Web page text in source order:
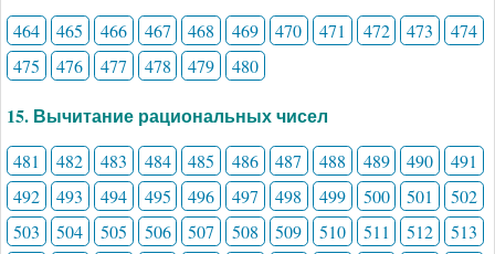
464 465 466 467 468 469 470 471 472 473
474
475
476 477 478 479 480
15. Вычитание рациональных чисел
481 482 483 484 485 486 487 488 489 490
491
492
493 494 495 496 497 498 499 500 501
502
503
504 505 506 507 508 509 510 511 512
513